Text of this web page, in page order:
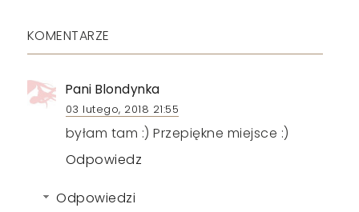
KOMENTARZE
Pani Blondynka
03 lutego, 2018 21:55
byłam tam :) Przepiękne miejsce :)
Odpowiedz
Odpowiedzi